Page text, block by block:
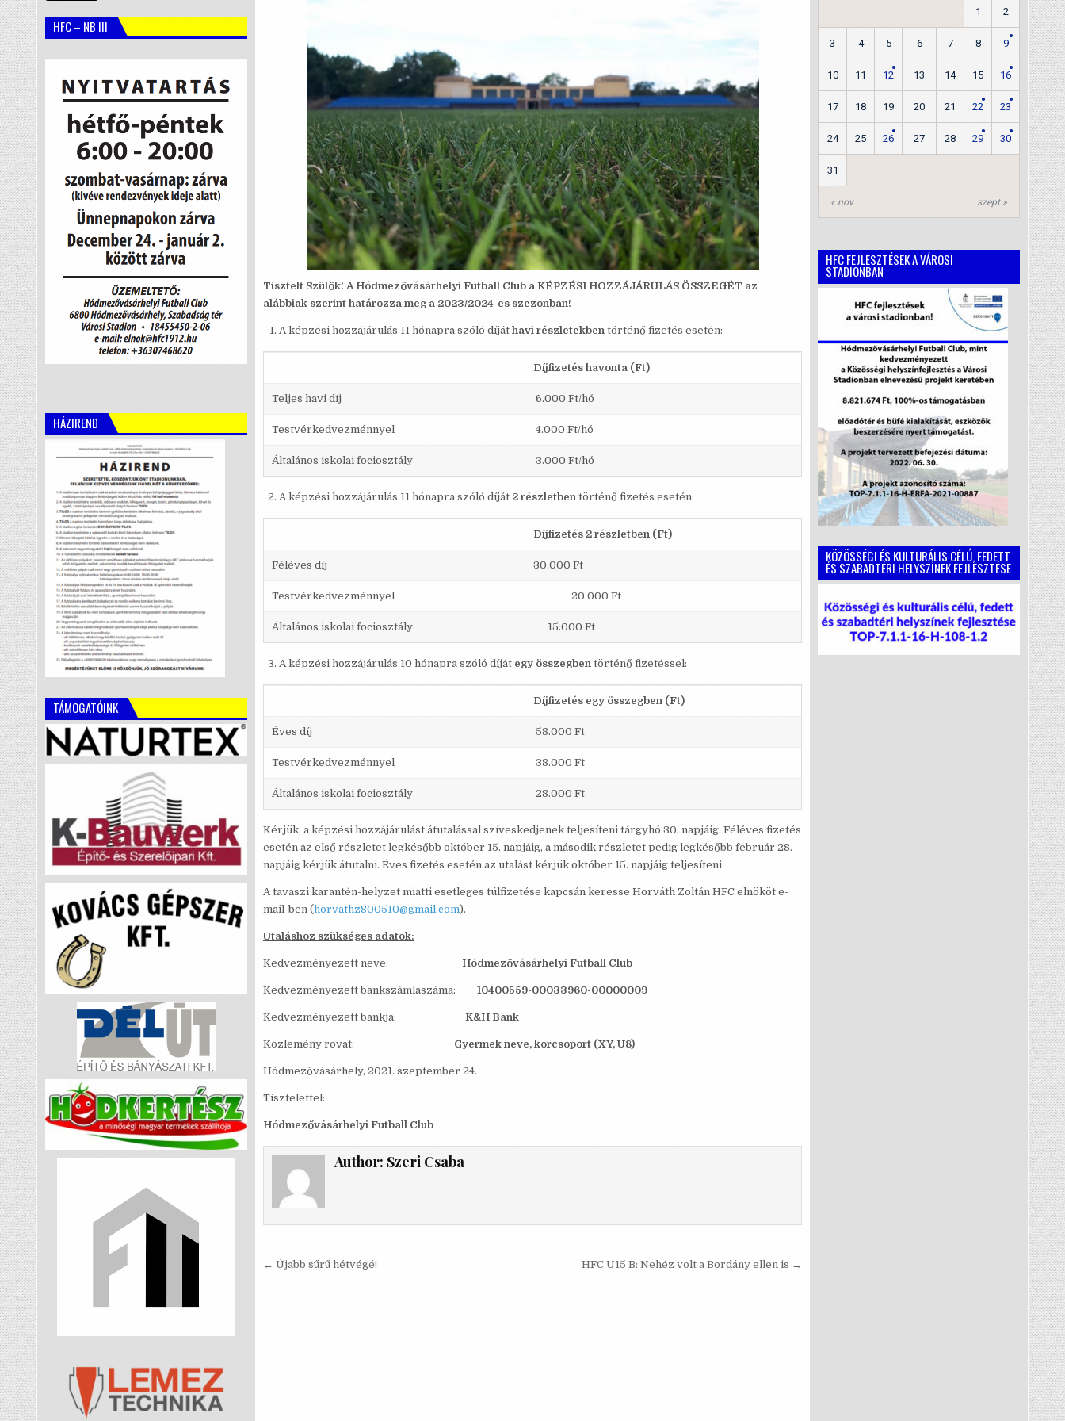
Tisztelt Szülők! A Hódmezővásárhelyi Futball Club a KÉPZÉSI HOZZÁJÁRULÁS ÖSSZEGÉT az
alábbiak szerint határozza meg a 2023/2024-es szezonban!
A képzési hozzájárulás 11 hónapra szóló díját havi részletekben történő fizetés esetén:
Díjfizetés havonta (Ft)
Teljes havi díj 6.000 Ft/hó
Testvérkedvezménnyel 4.000 Ft/hó
Általános iskolai fociosztály 3.000 Ft/hó
A képzési hozzájárulás 11 hónapra szóló díját 2 részletben történő fizetés esetén:
Díjfizetés 2 részletben (Ft)
Féléves díj 30.000 Ft
Testvérkedvezménnyel 20.000 Ft
Általános iskolai fociosztály 15.000 Ft
A képzési hozzájárulás 10 hónapra szóló díját egy összegben történő fizetéssel:
Díjfizetés egy összegben (Ft)
Éves díj 58.000 Ft
Testvérkedvezménnyel 38.000 Ft
Általános iskolai fociosztály 28.000 Ft
Kérjük, a képzési hozzájárulást átutalással szíveskedjenek teljesíteni tárgyhó 30. napjáig. Féléves fizetés
esetén az első részletet legkésőbb október 15. napjáig, a második részletet pedig legkésőbb február 28.
napjáig kérjük átutalni. Éves fizetés esetén az utalást kérjük október 15. napjáig teljesíteni.
A tavaszi karantén-helyzet miatti esetleges túlfizetése kapcsán keresse Horváth Zoltán HFC elnököt e-
mail-ben (horvathz800510@gmail.com).
Utaláshoz szükséges adatok:
Kedvezményezett neve: Hódmezővásárhelyi Futball Club
Kedvezményezett bankszámlaszáma: 10400559-00033960-00000009
Kedvezményezett bankja: K&H Bank
Közlemény rovat: Gyermek neve, korcsoport (XY, U8)
Hódmezővásárhely, 2021. szeptember 24.
Tisztelettel:
Hódmezővásárhelyi Futball Club
Author: Szeri Csaba
Bejegyzés
← Újabb sűrű hétvégé! HFC U15 B: Nehéz volt a Bordány ellen is →
HFC – NB III
HÁZIREND
TÁMOGATÓINK
« nov szept »
1 2
3 4 5 6 7 8 9
10 11 12 13 14 15 16
17 18 19 20 21 22 23
24 25 26 27 28 29 30
31
HFC FEJLESZTÉSEK A VÁROSI
STADIONBAN
KÖZÖSSÉGI ÉS KULTURÁLIS CÉLÚ, FEDETT
ÉS SZABADTÉRI HELYSZÍNEK FEJLESZTÉSE